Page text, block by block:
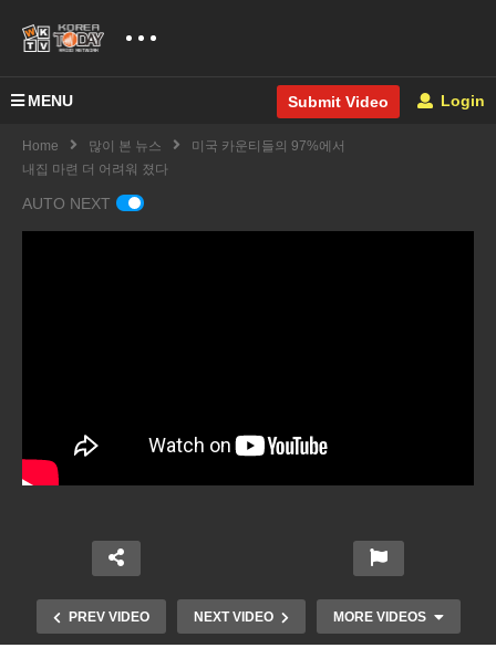
MENU Submit Video Login
Home 많이 본 뉴스
미국 카운티들의 97%에서
내집 마련 더 어려워 졌다
AUTO NEXT
PREV VIDEO NEXT VIDEO MORE VIDEOS